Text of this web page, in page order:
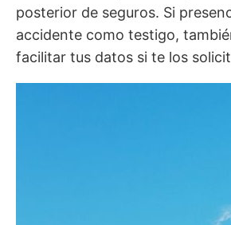
posterior de seguros. Si
accidente como testigo,
facilitar tus datos si te los